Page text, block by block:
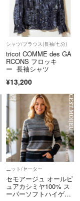
シャツ/ブラウス(長袖/七分)
tricot COMME des GA
RCONS フロッキ
ー 長袖シャツ
¥13,200
ニット/セーター
セモアージュ オールピ
ュアカシミヤ100% ス
ーパーソフトハイゲー